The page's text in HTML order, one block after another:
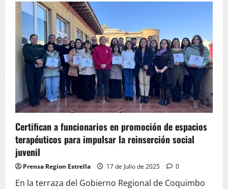
Programa
Tribunal
de
Tratamiento
de
Drogas
y/o
Alcohol
se
extiende
a
la
comuna
de
Ovalle
Certifican a funcionarios en promoción de espacios
terapéuticos para impulsar la reinserción social
juvenil
Prensa Region Estrella 17 de Julio de 2025 0
En la terraza del Gobierno Regional de Coquimbo